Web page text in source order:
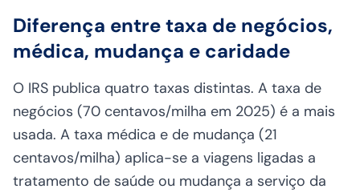
Diferença entre taxa de negócios,
médica, mudança e caridade
O IRS publica quatro taxas distintas. A taxa de
negócios (70 centavos/milha em 2025) é a mais
usada. A taxa médica e de mudança (21
centavos/milha) aplica-se a viagens ligadas a
tratamento de saúde ou mudança a serviço da